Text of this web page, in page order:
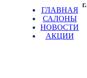
ГЛАВНАЯ
САЛОНЫ
НОВОСТИ
АКЦИИ